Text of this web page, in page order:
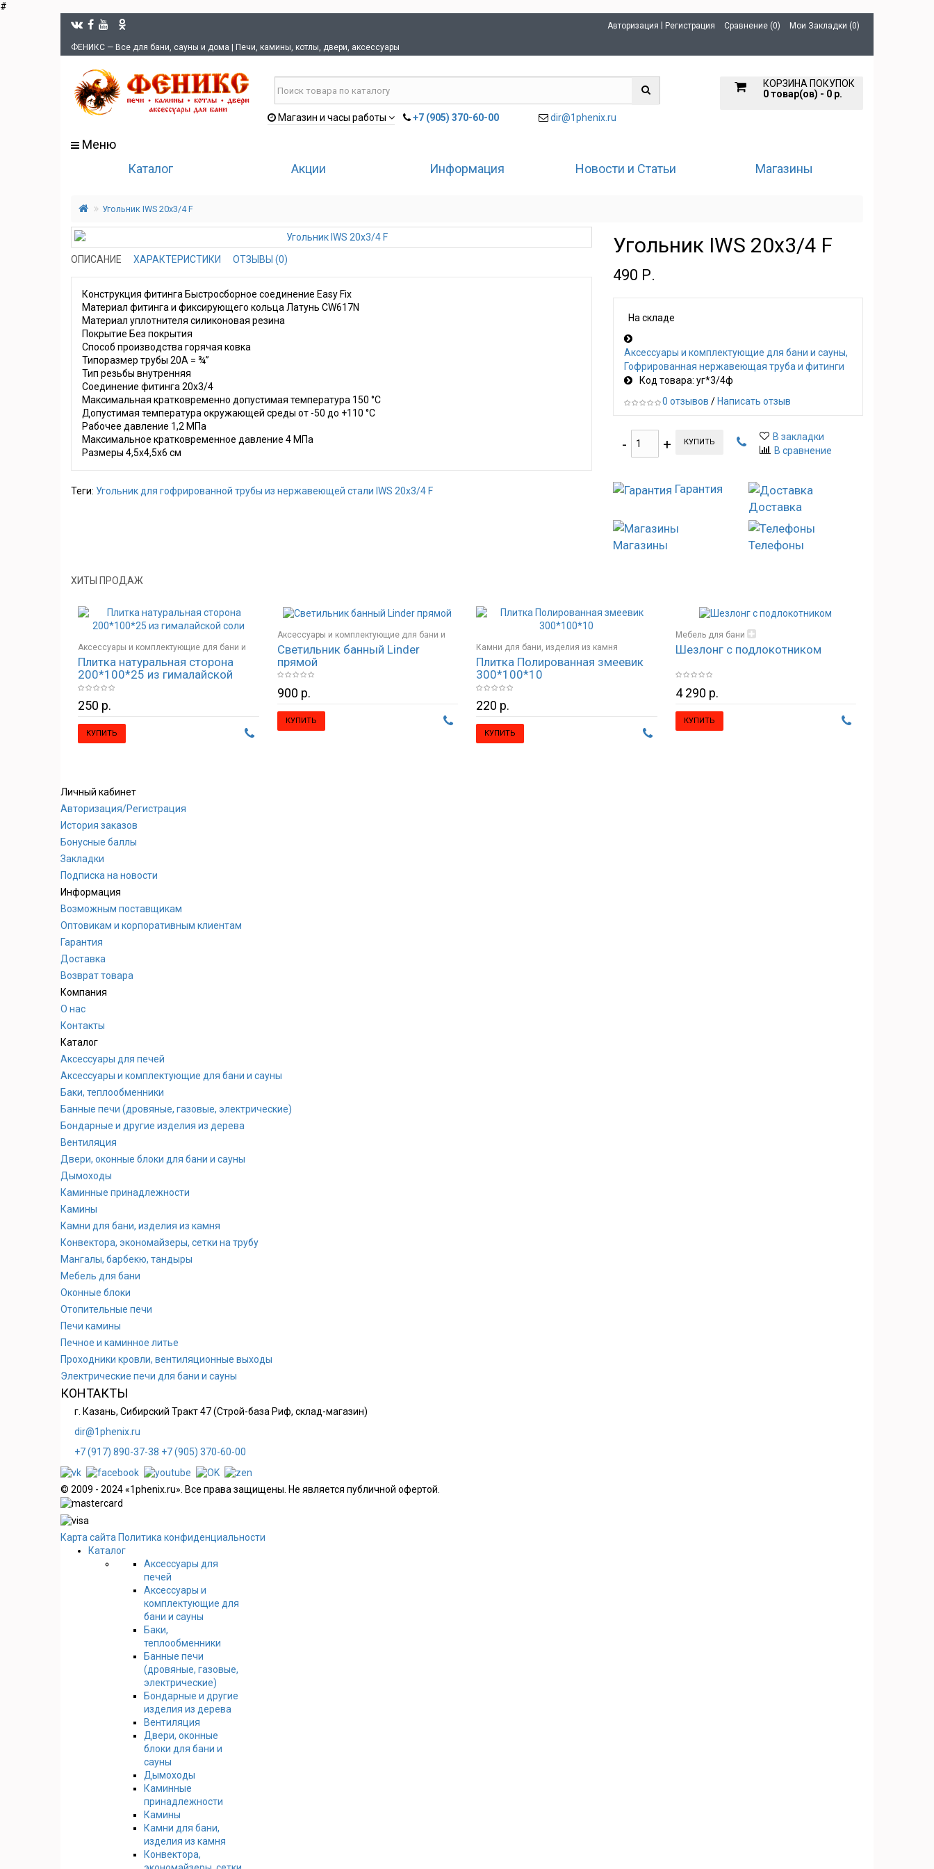
#
ФЕНИКС — Все для бани, сауны и дома | Печи, камины, котлы, двери, аксессуары
Авторизация Регистрация Сравнение (0) Мои Закладки (0)
Магазин и часы работы +7 (905) 370-60-00 dir@1phenix.ru
КОРЗИНА ПОКУПОК
0 товар(ов) - 0 р.
Меню
Каталог
Акции Информация Новости и Статьи Магазины
Угольник IWS 20х3/4 F
ОПИСАНИЕ ХАРАКТЕРИСТИКИ ОТЗЫВЫ (0)
Конструкция фитинга Быстросборное соединение Easy Fix
Материал фитинга и фиксирующего кольца Латунь CW617N
Материал уплотнителя силиконовая резина
Покрытие Без покрытия
Способ производства горячая ковка
Типоразмер трубы 20А = ¾”
Тип резьбы внутренняя
Соединение фитинга 20х3/4
Максимальная кратковременно допустимая температура 150 °С
Допустимая температура окружающей среды от -50 до +110 °С
Рабочее давление 1,2 МПа
Максимальное кратковременное давление 4 МПа
Размеры 4,5x4,5x6 см
Теги: Угольник для гофрированной трубы из нержавеющей стали IWS 20х3/4 F
Угольник IWS 20х3/4 F
490 Р.
На складе
Аксессуары и комплектующие для бани и сауны
Гофрированная нержавеющая труба и фитинги
Код товара: уг*3/4ф
0 отзывов / Написать отзыв
КУПИТЬ
В закладки
В сравнение
Гарантия
Доставка
Магазины Телефоны
ХИТЫ ПРОДАЖ
Аксессуары и комплектующие для бани и
сауны
Гималайская соль и изделия из соли
Плитка натуральная сторона
200*100*25 из гималайской
соли
250 р.
КУПИТЬ
Аксессуары и комплектующие для бани и
сауны
Освещение, светильники
Светильник банный Linder
прямой
900 р.
КУПИТЬ
Камни для бани, изделия из камня
Плитка Полированная змеевик
300*100*10
220 р.
КУПИТЬ
Мебель для бани
Стулья, кресла, табуретки
Шезлонг с подлокотником
4 290 р.
КУПИТЬ
Личный кабинет
Авторизация/Регистрация
История заказов
Бонусные баллы
Закладки
Подписка на новости
Информация
Возможным поставщикам
Оптовикам и корпоративным клиентам
Гарантия
Доставка
Возврат товара
Компания
О нас
Контакты
Каталог
Аксессуары для печей
Аксессуары и комплектующие для бани и сауны
Баки, теплообменники
Банные печи (дровяные, газовые, электрические)
Бондарные и другие изделия из дерева
Вентиляция
Двери, оконные блоки для бани и сауны
Дымоходы
Каминные принадлежности
Камины
Камни для бани, изделия из камня
Конвектора, экономайзеры, сетки на трубу
Мангалы, барбекю, тандыры
Мебель для бани
Оконные блоки
Отопительные печи
Печи камины
Печное и каминное литье
Проходники кровли, вeнтиляционные выходы
Электрические печи для бани и сауны
КОНТАКТЫ
г. Казань, Сибирский Тракт 47 (Строй-база Риф, склад-магазин)
dir@1phenix.ru
+7 (917) 890-37-38 +7 (905) 370-60-00
© 2009 - 2024 «1phenix.ru». Все права защищены. Не является публичной офертой.
Карта сайта Политика конфиденциальности
Каталог
Аксессуары для
печей
Аксессуары и
комплектующие для
бани и сауны
Баки,
теплообменники
Банные печи
(дровяные, газовые,
электрические)
Бондарные и другие
изделия из дерева
Вентиляция
Двери, оконные
блоки для бани и
сауны
Дымоходы
Каминные
принадлежности
Камины
Камни для бани,
изделия из камня
Конвектора,